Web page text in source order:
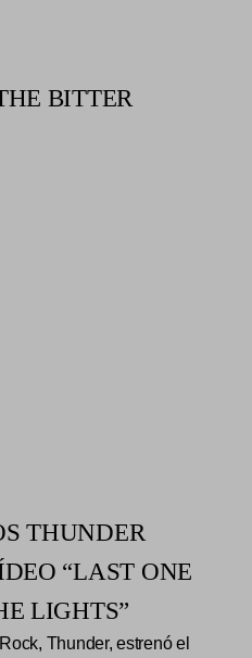
BITTER
THUNDER
“LAST ONE
LIGHTS”
Thunder, estrenó el